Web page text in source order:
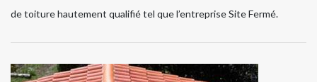
de toiture hautement qualifié tel que l’entreprise Site Fermé.